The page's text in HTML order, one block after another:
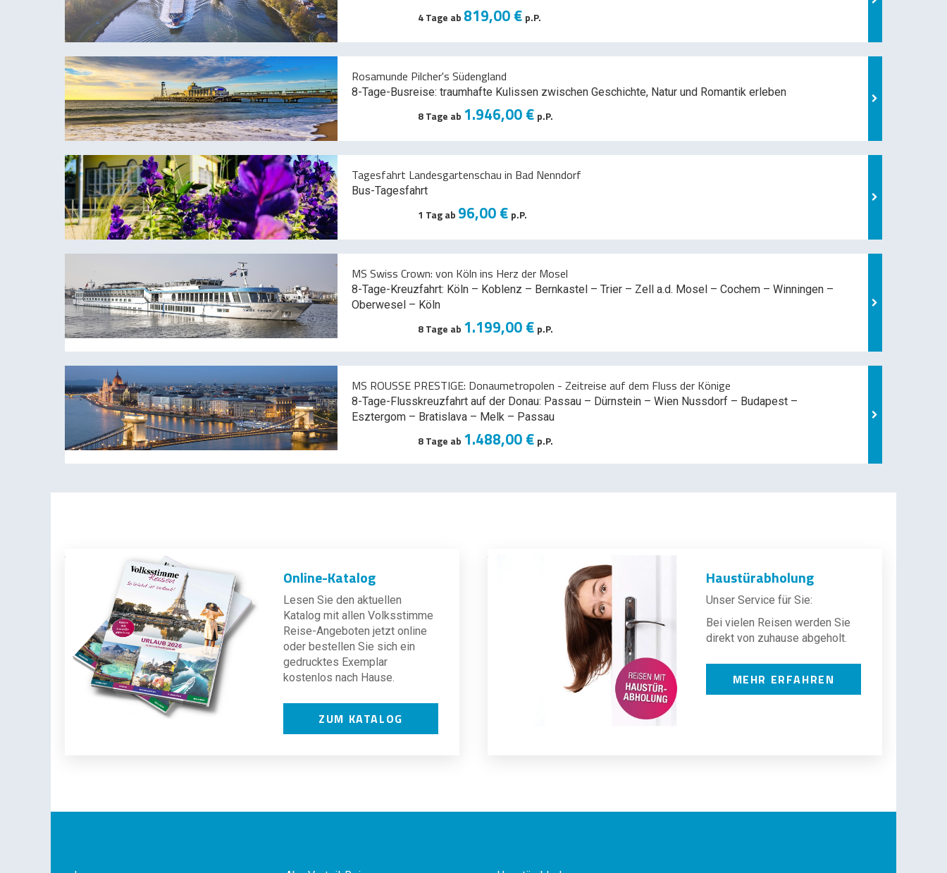
4 Tage ab 819,00 € p.P.
Rosamunde Pilcher's Südengland
8-Tage-Busreise: traumhafte Kulissen zwischen Geschichte, Natur und Romantik erleben
8 Tage ab 1.946,00 € p.P.
Tagesfahrt Landesgartenschau in Bad Nenndorf
Bus-Tagesfahrt
1 Tag ab 96,00 € p.P.
MS Swiss Crown: von Köln ins Herz der Mosel
8-Tage-Kreuzfahrt: Köln – Koblenz – Bernkastel – Trier – Zell a.d. Mosel – Cochem – Winningen –
Oberwesel – Köln
8 Tage ab 1.199,00 € p.P.
MS ROUSSE PRESTIGE: Donaumetropolen - Zeitreise auf dem Fluss der Könige
8-Tage-Flusskreuzfahrt auf der Donau: Passau – Dürnstein – Wien Nussdorf – Budapest –
Esztergom – Bratislava – Melk – Passau
8 Tage ab 1.488,00 € p.P.
Online-Katalog
Lesen Sie den aktuellen
Katalog mit allen Volksstimme
Reise-Angeboten jetzt online
oder bestellen Sie sich ein
gedrucktes Exemplar
kostenlos nach Hause.
ZUM KATALOG
Haustürabholung
Unser Service für Sie:
Bei vielen Reisen werden Sie
direkt von zuhause abgeholt.
MEHR ERFAHREN